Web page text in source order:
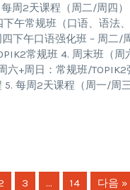
周2天课程（周二/周四）
午常规班（口语、语法
下午口语强化班 – 周二/
常规班 4. 周末班（周
六+周日：常规班/
每周2天课程（周一/周
3 … 14 다음 »